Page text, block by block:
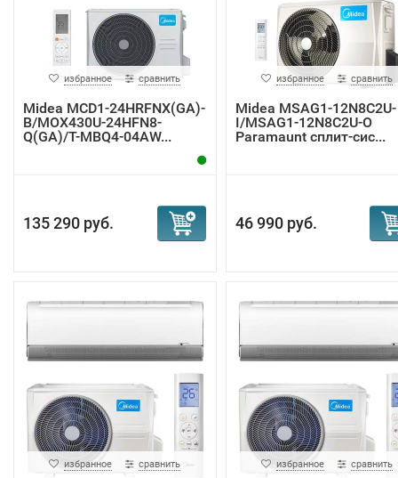
избранное сравнить
Midea MCD1-24HRFNX(GA)-
B/MOX430U-24HFN8-
Q(GA)/T-MBQ4-04AW...
135 290 руб.
избранное сравнить
Midea MSAG1-12N8C2U-
I/MSAG1-12N8C2U-O
Paramaunt сплит-сис...
46 990 руб.
избранное сравнить избранное сравнить